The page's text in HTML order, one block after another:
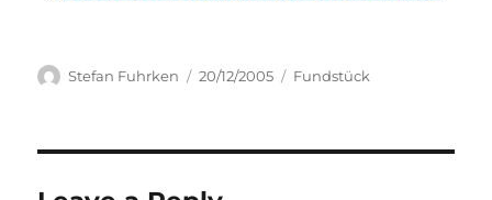
Author
Stefan Fuhrken
Posted
20/12/2005 Categories
Fundstück